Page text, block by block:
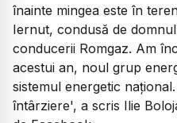
înainte mingea este în
Iernut, condusă de
conducerii Romgaz. Am
acestui an, noul grup
sistemul energetic
întârziere', a scris Ilie